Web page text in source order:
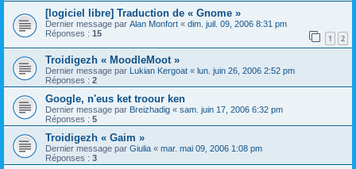
[logiciel libre] Traduction de « Gnome »
Dernier message par Alan Monfort « dim. juil. 09, 2006 8:31 pm
Réponses : 15 1 2
Troidigezh « MoodleMoot »
Dernier message par Lukian Kergoat « lun. juin 26, 2006 2:52 pm
Réponses : 2
Google, n'eus ket troour ken
Dernier message par Breizhadig « sam. juin 17, 2006 6:32 pm
Réponses : 5
Troidigezh « Gaim »
Dernier message par Giulia « mar. mai 09, 2006 1:08 pm
Réponses : 3